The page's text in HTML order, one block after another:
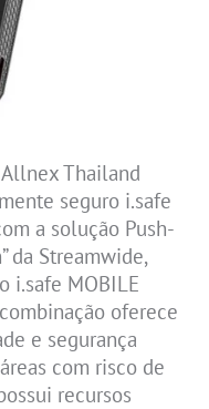
Thailand
seguro i.safe
a solução Push-
da Streamwide,
i.safe MOBILE
oferece
e segurança
com risco de
recursos